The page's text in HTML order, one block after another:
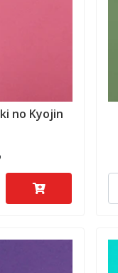
no Kyojin